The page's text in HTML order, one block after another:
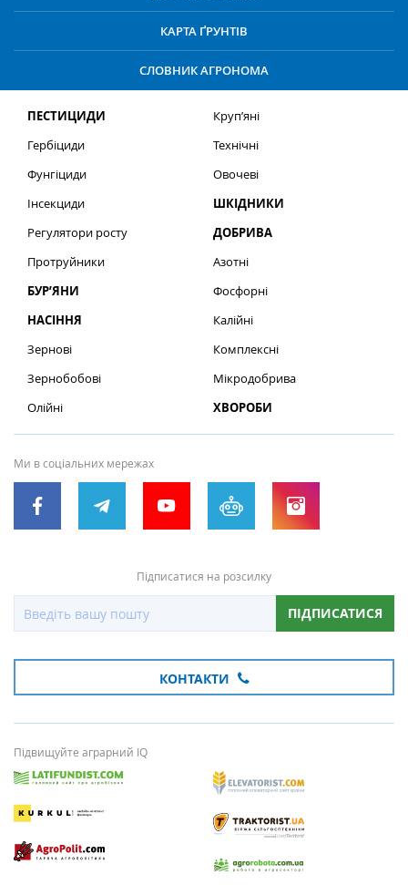
КАРТА ҐРУНТІВ
СЛОВНИК АГРОНОМА
ПЕСТИЦИДИ
Гербіциди
Фунгіциди
Інсекциди
Регулятори росту
Протруйники
БУР’ЯНИ
НАСІННЯ
Зернові
Зернобобові
Олійні
Круп’яні
Технічні
Овочеві
ШКІДНИКИ
ДОБРИВА
Азотні
Фосфорні
Калійні
Комплексні
Мікродобрива
ХВОРОБИ
Ми в соціальних мережах
Підписатися на розсилку
ПІДПИСАТИСЯ
КОНТАКТИ
Підвищуйте аграрний IQ